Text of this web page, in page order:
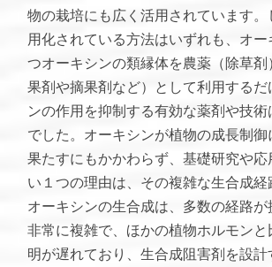
物の栽培にも広く活用されています。
用化されている方法はいずれも、オ
つオーキシンの類縁体を農薬（除草
果剤や摘果剤など）として利用するだ
ンの作用を抑制する有効な薬剤や技術
でした。オーキシンが植物の成長制
果たすにもかかわらず、基礎研究や応
い１つの理由は、その複雑な生合成経
オーキシンの生合成は、多数の経路
非常に複雑で、ほかの植物ホルモン
明が遅れており、生合成阻害剤を設